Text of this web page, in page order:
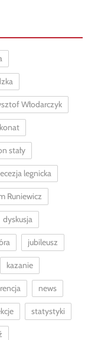
Włodarczyk
stały
legnicka
Runiewicz
dyskusja
jubileusz
kazanie
news
statystyki